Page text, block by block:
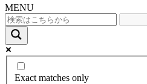
MENU
Exact matches only